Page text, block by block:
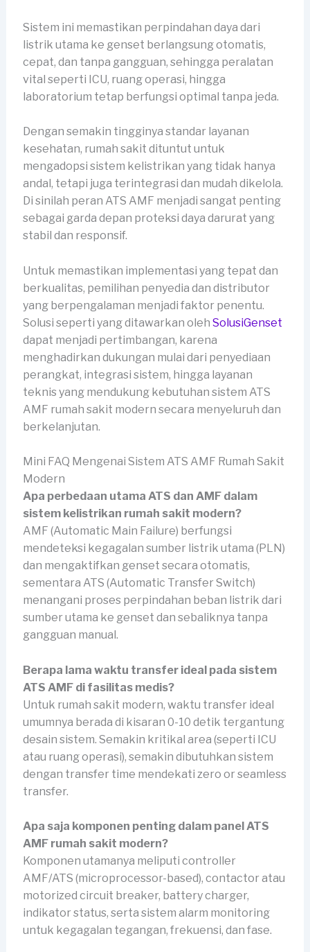
Sistem ini memastikan perpindahan daya dari
listrik utama ke genset berlangsung otomatis,
cepat, dan tanpa gangguan, sehingga peralatan
vital seperti ICU, ruang operasi, hingga
laboratorium tetap berfungsi optimal tanpa jeda.
Dengan semakin tingginya standar layanan
kesehatan, rumah sakit dituntut untuk
mengadopsi sistem kelistrikan yang tidak hanya
andal, tetapi juga terintegrasi dan mudah dikelola.
Di sinilah peran ATS AMF menjadi sangat penting
sebagai garda depan proteksi daya darurat yang
stabil dan responsif.
Untuk memastikan implementasi yang tepat dan
berkualitas, pemilihan penyedia dan distributor
yang berpengalaman menjadi faktor penentu.
Solusi seperti yang ditawarkan oleh SolusiGenset
dapat menjadi pertimbangan, karena
menghadirkan dukungan mulai dari penyediaan
perangkat, integrasi sistem, hingga layanan
teknis yang mendukung kebutuhan sistem ATS
AMF rumah sakit modern secara menyeluruh dan
berkelanjutan.
Mini FAQ Mengenai Sistem ATS AMF Rumah Sakit
Modern
Apa perbedaan utama ATS dan AMF dalam
sistem kelistrikan rumah sakit modern?
AMF (Automatic Main Failure) berfungsi
mendeteksi kegagalan sumber listrik utama (PLN)
dan mengaktifkan genset secara otomatis,
sementara ATS (Automatic Transfer Switch)
menangani proses perpindahan beban listrik dari
sumber utama ke genset dan sebaliknya tanpa
gangguan manual.
Berapa lama waktu transfer ideal pada sistem
ATS AMF di fasilitas medis?
Untuk rumah sakit modern, waktu transfer ideal
umumnya berada di kisaran 0-10 detik tergantung
desain sistem. Semakin kritikal area (seperti ICU
atau ruang operasi), semakin dibutuhkan sistem
dengan transfer time mendekati zero or seamless
transfer.
Apa saja komponen penting dalam panel ATS
AMF rumah sakit modern?
Komponen utamanya meliputi controller
AMF/ATS (microprocessor-based), contactor atau
motorized circuit breaker, battery charger,
indikator status, serta sistem alarm monitoring
untuk kegagalan tegangan, frekuensi, dan fase.